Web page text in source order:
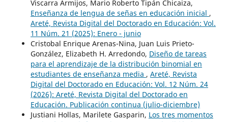
Viscarra Armijos, Mario Roberto Tipán Chicaiza,
Enseñanza de lengua de señas en educación inicial ,
Areté, Revista Digital del Doctorado en Educación: Vol.
11 Núm. 21 (2025): Enero - junio
Cristobal Enrique Arenas-Nina, Juan Luis Prieto-
González, Elizabeth H. Arredondo, Diseño de tareas
para el aprendizaje de la distribución binomial en
estudiantes de enseñanza media , Areté, Revista
Digital del Doctorado en Educación: Vol. 12 Núm. 24
(2026): Areté, Revista Digital del Doctorado en
Educación. Publicación continua (julio-diciembre)
Justiani Hollas, Marilete Gasparin, Los tres momentos